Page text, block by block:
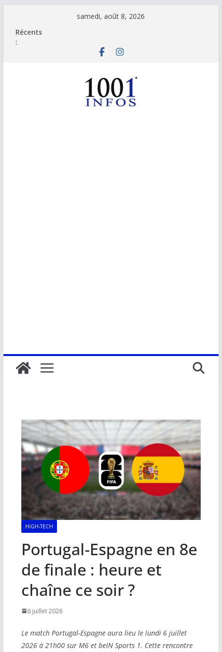
contenu
samedi, août 8, 2026
Récents
:
HIGH-TECH
Portugal-Espagne en 8e
de finale : heure et
chaîne ce soir ?
6 juillet 2026
Le match Portugal-Espagne aura lieu le lundi 6 juillet
2026 à 21h00 sur M6 et beIN Sports 1. Cette rencontre